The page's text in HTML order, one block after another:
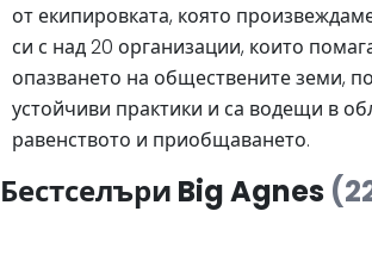
от екипировката, която
си с над 20 организации, които
опазването на обществените земи,
устойчиви практики и са водещи в
равенството и приобщаването.
Бестселъри Big Agnes